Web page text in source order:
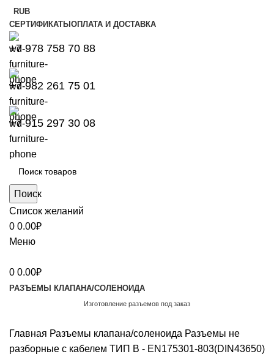
RUB
СЕРТИФИКАТЫОПЛАТА И ДОСТАВКА
+7 978 758 70 88
+7 982 261 75 01
+7 915 297 30 08
Поиск
Список желаний
0 0.00₽
Меню
0 0.00₽
РАЗЪЕМЫ КЛАПАНА/СОЛЕНОИДА
Изготовление разъемов под заказ
Главная Разъемы клапана/соленоида Разъемы не
разборные с кабелем ТИП B - EN175301-803(DIN43650)